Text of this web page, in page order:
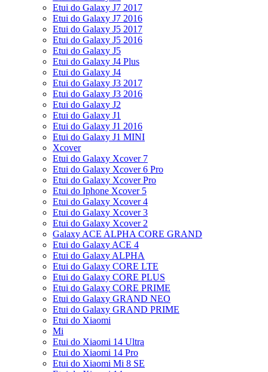
Etui do Galaxy J7 2017
Etui do Galaxy J7 2016
Etui do Galaxy J5 2017
Etui do Galaxy J5 2016
Etui do Galaxy J5
Etui do Galaxy J4 Plus
Etui do Galaxy J4
Etui do Galaxy J3 2017
Etui do Galaxy J3 2016
Etui do Galaxy J2
Etui do Galaxy J1
Etui do Galaxy J1 2016
Etui do Galaxy J1 MINI
Xcover
Etui do Galaxy Xcover 7
Etui do Galaxy Xcover 6 Pro
Etui do Galaxy Xcover Pro
Etui do Iphone Xcover 5
Etui do Galaxy Xcover 4
Etui do Galaxy Xcover 3
Etui do Galaxy Xcover 2
Galaxy ACE ALPHA CORE GRAND
Etui do Galaxy ACE 4
Etui do Galaxy ALPHA
Etui do Galaxy CORE LTE
Etui do Galaxy CORE PLUS
Etui do Galaxy CORE PRIME
Etui do Galaxy GRAND NEO
Etui do Galaxy GRAND PRIME
Etui do Xiaomi
Mi
Etui do Xiaomi 14 Ultra
Etui do Xiaomi 14 Pro
Etui do Xiaomi Mi 8 SE